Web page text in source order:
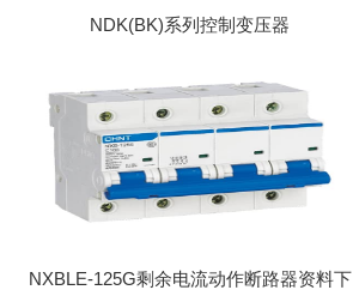
NDK(BK)系列控制变压器
NXBLE-125G剩余电流动作断路器资料下